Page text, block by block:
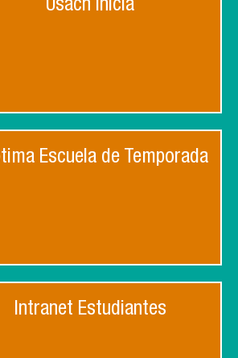
Usach inicia
Escuela de Temporada
Intranet Estudiantes